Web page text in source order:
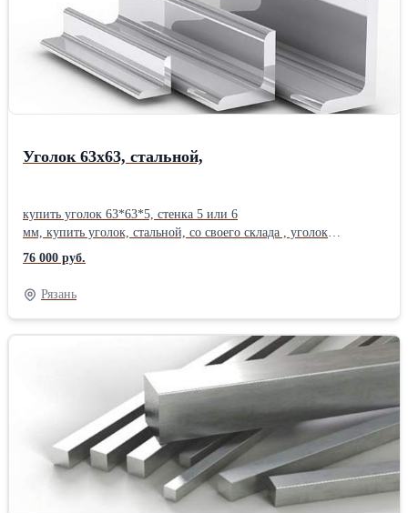
50; 52; 55; 60; 65; 75, Отгрузка по электронным весам.
Сертификаты на металл. Есть склады в 38 городах России.
Металл можно купить сегодня , в розницу, от 1 штуки. Работаем
с организациями и частными лицами. Возможна доставка
.Производитель: Северсталь
Уголок 63х63, стальной,
купить уголок 63*63*5, стенка 5 или 6
мм, купить уголок, стальной, со своего склада , уголок
металлический , уголок гост 8509, гост сталь 380-05. Постоянное
наличие на складах. Вес уголка, вес метра уголка, уголок цена
,уточняйте у менеджера. Отгрузка от 1 уголка . Резка уголков
равнополочных, в размер с высокой точностью , резка металла
газом. Купить металл: труба стальная, труба профильная,
квадратная, прямоугольная, труба оцинкованная, арматура 12
мм, арматура а1, проволока, полоса , квадрат ,труба
металлическая, лист стальной , оцинковка, швеллер , уголок,
балка, двутавр, шестигранник Отгрузка по весам. Сертификат.
Доставка по Рязанской области. Есть склады в 40 городах
России. Отгрузка от 1 штуки, в розницу, резка металла, размер
швеллера, работаем с частниками. Уголок 15; 25х25; 32х32;
40х40; 45х45; 50х50; 63х63; 75х75; 80х80; 90х90; 100х100;
110х110; 125х125; 140х140; 160х160; 180х180;
200х200;Производитель: ЕВРАЗ НТМК
76 000 руб.
Рязань